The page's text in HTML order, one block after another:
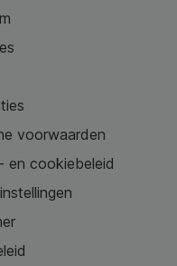
voorwaarden
en cookiebeleid